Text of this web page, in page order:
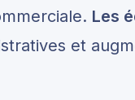
Les
et